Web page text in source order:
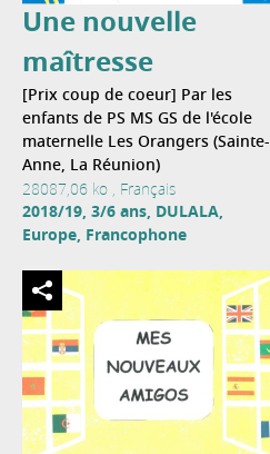
Une nouvelle
maîtresse
[Prix coup de coeur] Par les
enfants de PS MS GS de l'école
maternelle Les Orangers (Sainte-
Anne, La Réunion)
28087,06 ko , Français
2018/19, 3/6 ans, DULALA,
Europe, Francophone